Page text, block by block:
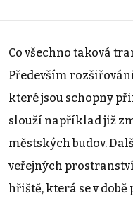
Co všechno taková
Především
které jsou schopny
slouží například již
městských budov.
veřejných
hřiště, která se v